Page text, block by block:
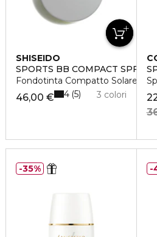
SHISEIDO
SPORTS BB COMPACT SPF 50+
Fondotinta Compatto Solare
46,00 € 3 colori
4 5
35%